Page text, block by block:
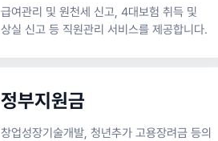
급여관리 및 원천세 신고, 4대보험 취득 및
상실 신고 등 직원관리 서비스를 제공합니다.
정부지원금
창업성장기술개발, 청년추가 고용장려금 등의